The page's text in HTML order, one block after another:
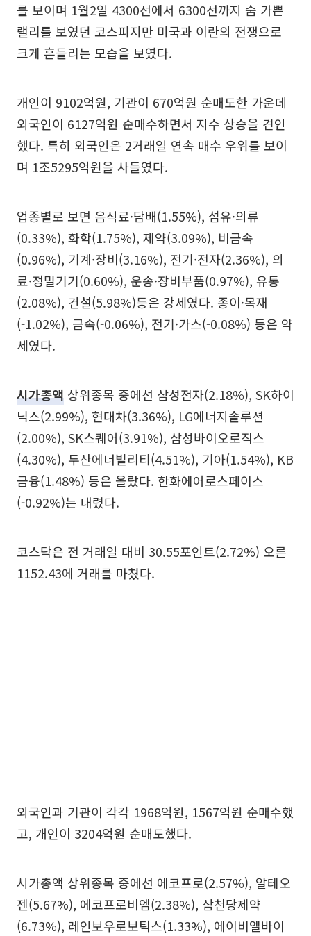
를 보이며 1월2일 4300선에서 6300선까지 숨 가쁜
랠리를 보였던 코스피지만 미국과 이란의 전쟁으로
크게 흔들리는 모습을 보였다.
개인이 9102억원, 기관이 670억원 순매도한 가운데
외국인이 6127억원 순매수하면서 지수 상승을 견인
했다. 특히 외국인은 2거래일 연속 매수 우위를 보이
며 1조5295억원을 사들였다.
업종별로 보면 음식료·담배(1.55%), 섬유·의류
(0.33%), 화학(1.75%), 제약(3.09%), 비금속
(0.96%), 기계·장비(3.16%), 전기·전자(2.36%), 의
료·정밀기기(0.60%), 운송·장비부품(0.97%), 유통
(2.08%), 건설(5.98%)등은 강세였다. 종이·목재
(-1.02%), 금속(-0.06%), 전기·가스(-0.08%) 등은 약
세였다.
시가총액 상위종목 중에선 삼성전자(2.18%), SK하이
닉스(2.99%), 현대차(3.36%), LG에너지솔루션
(2.00%), SK스퀘어(3.91%), 삼성바이오로직스
(4.30%), 두산에너빌리티(4.51%), 기아(1.54%), KB
금융(1.48%) 등은 올랐다. 한화에어로스페이스
(-0.92%)는 내렸다.
코스닥은 전 거래일 대비 30.55포인트(2.72%) 오른
1152.43에 거래를 마쳤다.
외국인과 기관이 각각 1968억원, 1567억원 순매수했
고, 개인이 3204억원 순매도했다.
시가총액 상위종목 중에선 에코프로(2.57%), 알테오
젠(5.67%), 에코프로비엠(2.38%), 삼천당제약
(6.73%), 레인보우로보틱스(1.33%), 에이비엘바이